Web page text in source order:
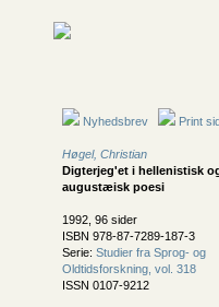
Nyhedsbrev Print
Høgel, Christian
Digterjeg'et i hellenistisk
augustæisk poesi
1992, 96 sider
ISBN 978-87-7289-187-3
Serie: Studier fra Sprog- og
Oldtidsforskning, vol. 318
ISSN 0107-9212